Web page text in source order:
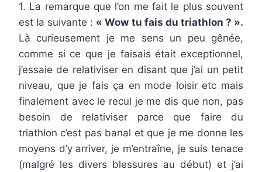
1. La remarque que l’on me fait le plus souvent
est la suivante : « Wow tu fais du triathlon ? ».
Là curieusement je me sens un peu gênée,
comme si ce que je faisais était exceptionnel,
j’essaie de relativiser en disant que j’ai un petit
niveau, que je fais ça en mode loisir etc mais
finalement avec le recul je me dis que non, pas
besoin de relativiser parce que faire du
triathlon c’est pas banal et que je me donne les
moyens d’y arriver, je m’entraîne, je suis tenace
(malgré les divers blessures au début) et j’ai